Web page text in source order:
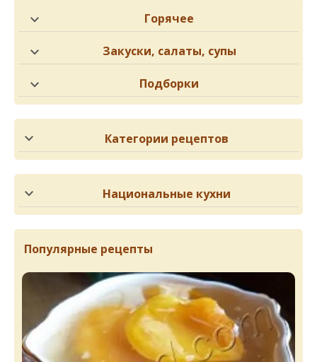
Горячее
Закуски, салаты, супы
Подборки
Категории рецептов
Национальные кухни
Популярные рецепты